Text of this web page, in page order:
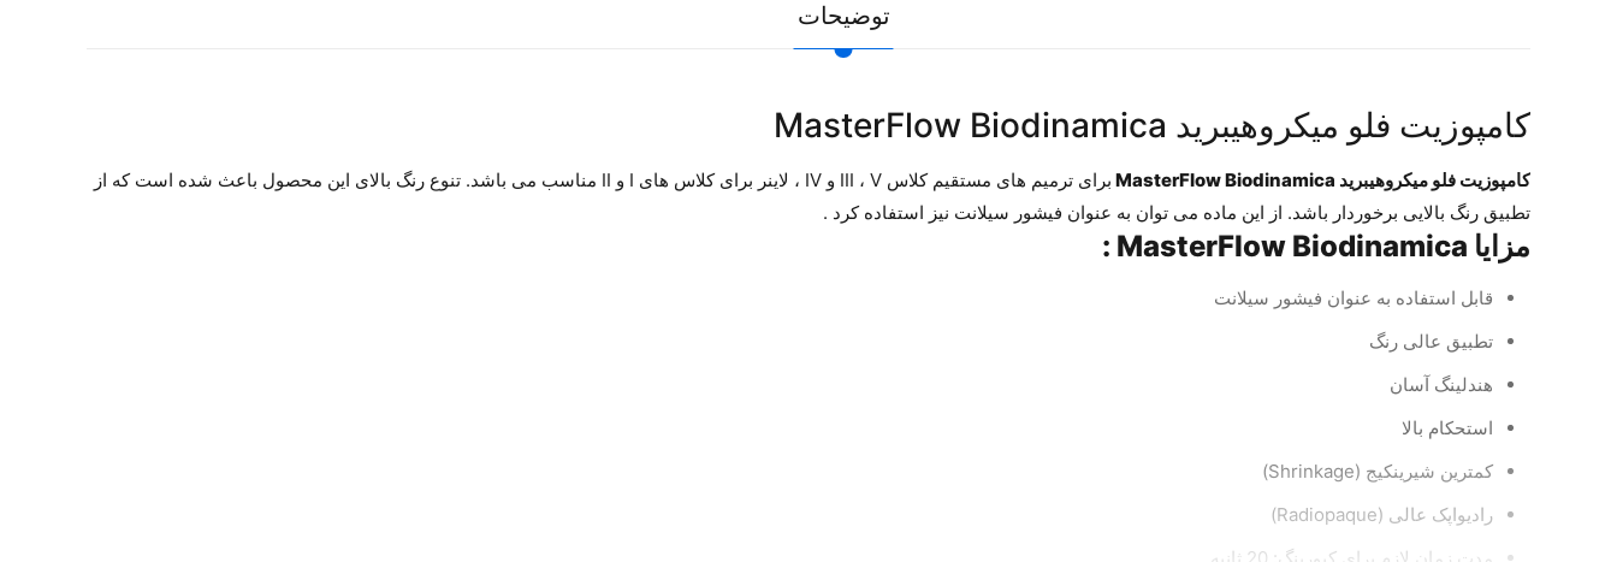
توضیحات
کامپوزیت فلو میکروهیبرید MasterFlow Biodinamica
کامپوزیت فلو میکروهیبرید MasterFlow Biodinamica
برای ترمیم های مستقیم کلاس III ، V و IV ، لاینر برای کلاس های I و II مناسب می باشد. تنوع رنگ بالای این محصول باعث شده است که از
تطبیق رنگ بالایی برخوردار باشد. از این ماده می توان به عنوان فیشور سیلانت نیز استفاده کرد .
مزایا MasterFlow Biodinamica :
قابل استفاده به عنوان فیشور سیلانت
تطبیق عالی رنگ
هندلینگ آسان
استحکام بالا
کمترین شیرینکیج (Shrinkage)
رادیواپک عالی (Radiopaque)